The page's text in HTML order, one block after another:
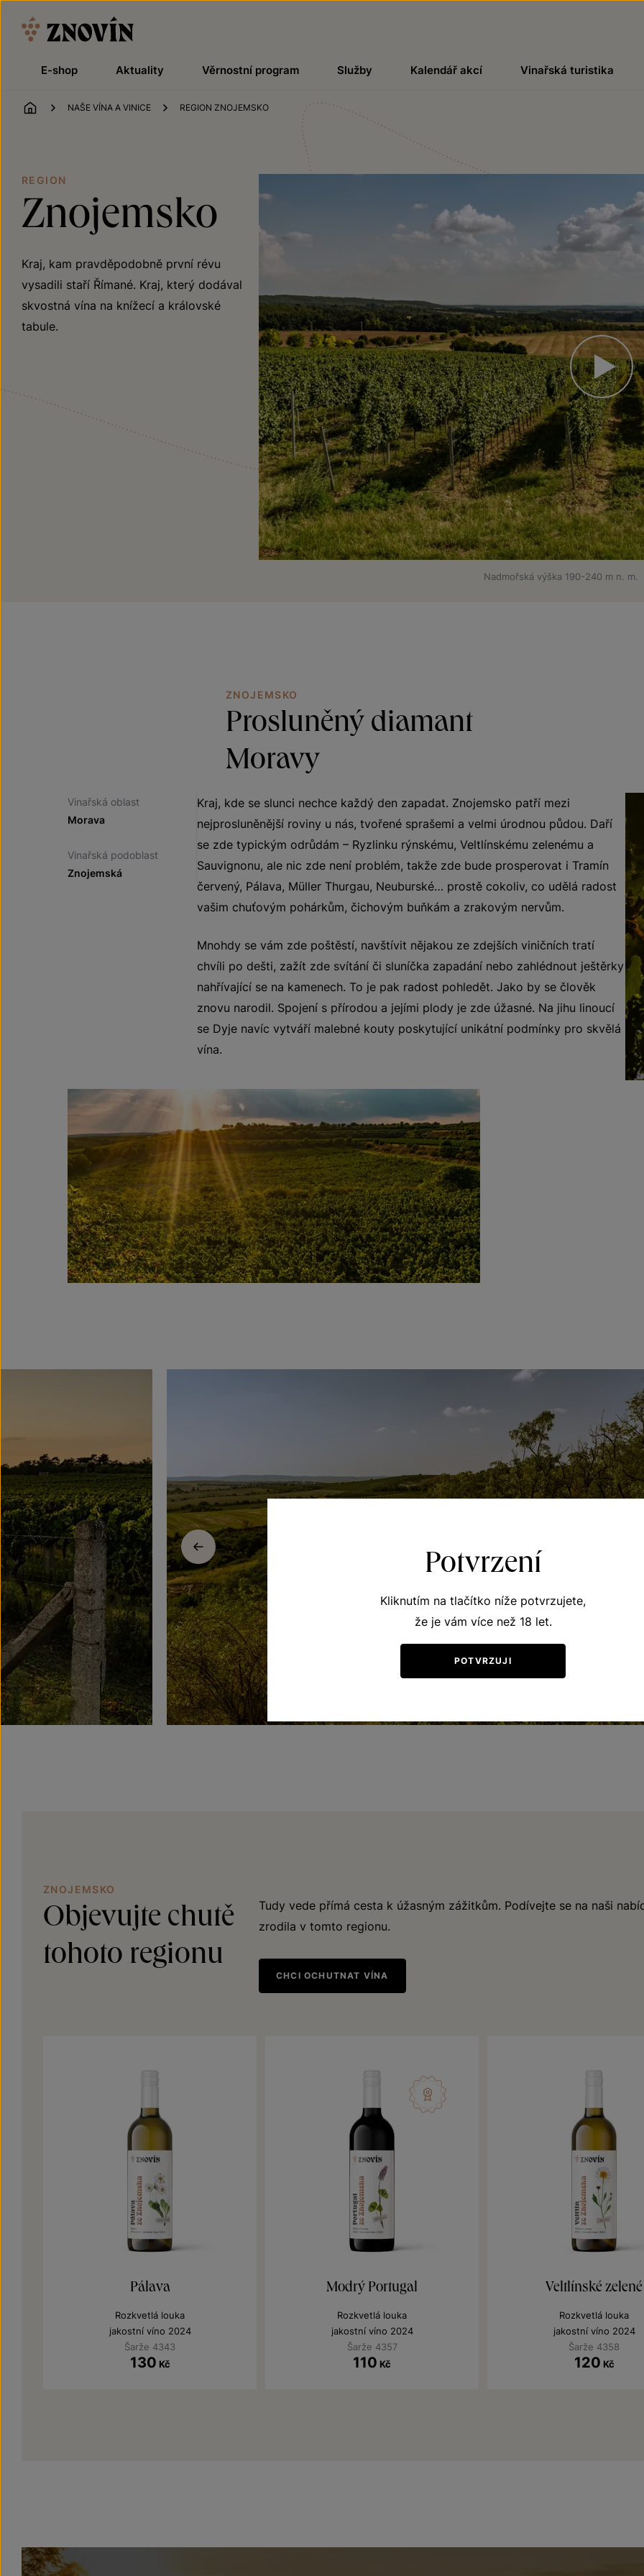
E-shop Aktuality Věrnostní program Služby Kalendář akcí Vinařská turistika
ÚVOD
NAŠE VÍNA A VINICE REGION ZNOJEMSKO
REGION
Znojemsko
Kraj, kam pravděpodobně první révu
vysadili staří Římané. Kraj, který dodával
skvostná vína na knížecí a královské
tabule.
Nadmořská výška 190-240 m n. m.
ZNOJEMSKO
Prosluněný diamant
Moravy
Kraj, kde se slunci nechce každý den zapadat. Znojemsko patří mezi
nejprosluněnější roviny u nás, tvořené sprašemi a velmi úrodnou půdou. Daří
se zde typickým odrůdám – Ryzlinku rýnskému, Veltlínskému zelenému a
Sauvignonu, ale nic zde není problém, takže zde bude prosperovat i Tramín
červený, Pálava, Müller Thurgau, Neuburské… prostě cokoliv, co udělá radost
vašim chuťovým pohárkům, čichovým buňkám a zrakovým nervům.
Mnohdy se vám zde poštěstí, navštívit nějakou ze zdejších viničních tratí
chvíli po dešti, zažít zde svítání či sluníčka zapadání nebo zahlédnout ještěrky
nahřívající se na kamenech. To je pak radost pohledět. Jako by se člověk
znovu narodil. Spojení s přírodou a jejími plody je zde úžasné. Na jihu linoucí
se Dyje navíc vytváří malebné kouty poskytující unikátní podmínky pro skvělá
vína.
Vinařská oblast
Morava
Vinařská podoblast
Znojemská
Previous
ZNOJEMSKO
Objevujte chutě
tohoto regionu
Tudy vede přímá cesta k úžasným zážitkům. Podívejte se na naši
zrodila v tomto regionu.
CHCI OCHUTNAT VÍNA
Pálava
Rozkvetlá louka
jakostní víno 2024
Šarže 4343
130 Kč
Modrý Portugal
Rozkvetlá louka
jakostní víno 2024
Šarže 4357
110 Kč
Veltlínské zelené
Rozkvetlá louka
jakostní víno 2024
Šarže 4358
120 Kč
Potvrzení
Kliknutím na tlačítko níže potvrzujete,
že je vám více než 18 let.
POTVRZUJI